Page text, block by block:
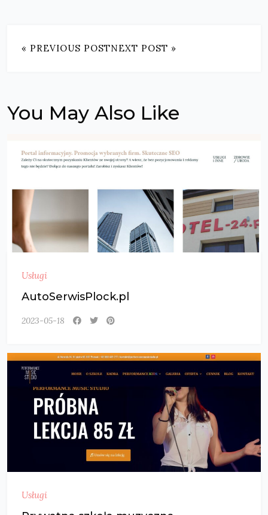
« PREVIOUS POSTNEXT POST »
You May Also Like
Usługi
AutoSerwisPlock.pl
2023-05-18
Usługi